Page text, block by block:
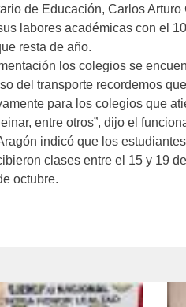
de Educación, Carlos
labores académicas con el
resta de año.
los colegios se
del transporte recordemos
para los colegios que
entre otros”, dijo el
indicó que los
clases entre el 15 y 19
octubre.